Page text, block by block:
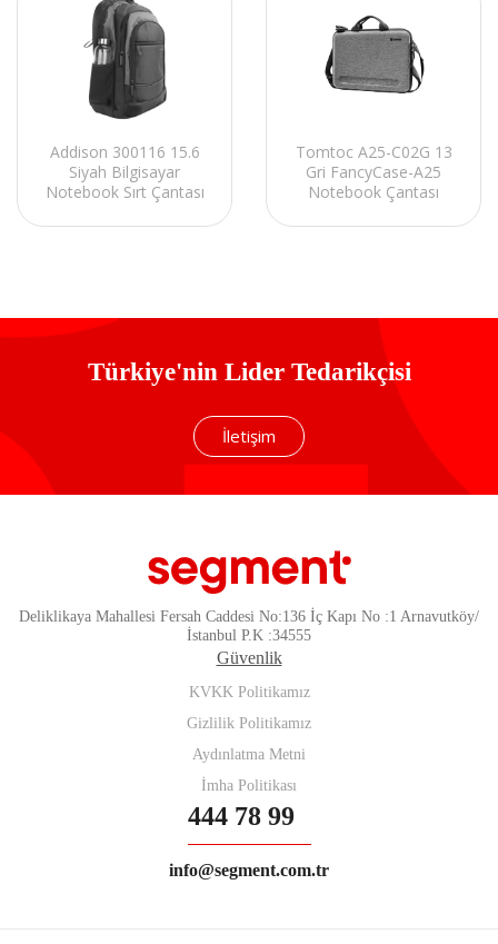
Addison 300116 15.6
Siyah Bilgisayar
Notebook Sırt Çantası
Tomtoc A25-C02G 13
Gri FancyCase-A25
Notebook Çantası
Türkiye'nin Lider Tedarikçisi
İletişim
Deliklikaya Mahallesi Fersah Caddesi No:136 İç Kapı No :1 Arnavutköy/
İstanbul P.K :34555
Güvenlik
KVKK Politikamız
Gizlilik Politikamız
Aydınlatma Metni
İmha Politikası
444 78 99
info@segment.com.tr